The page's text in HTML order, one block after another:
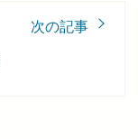
次の記事